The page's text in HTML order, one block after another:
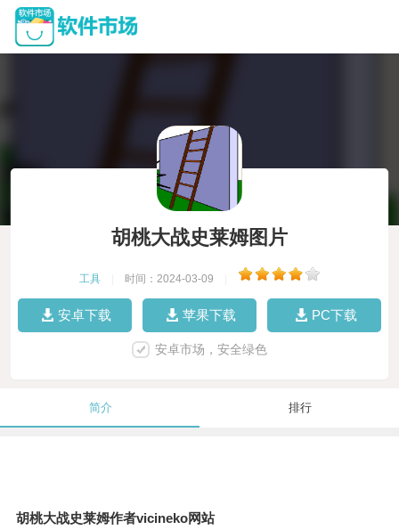
胡桃大战史莱姆图片
工具 时间：2024-03-09
安卓下载 苹果下载 PC下载
安卓市场，安全绿色
简介 排行
胡桃大战史莱姆作者vicineko网站